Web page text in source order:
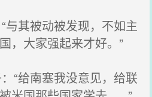
其被动被发现，不如主
，大家强起来才好。”
“给南塞我没意见，给联